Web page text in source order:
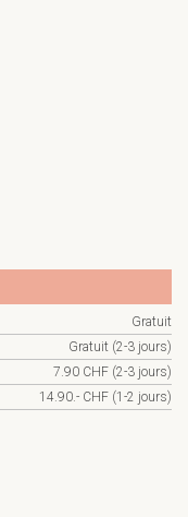
Gratuit
Gratuit (2-3 jours)
7.90 CHF (2-3 jours)
14.90.- CHF (1-2 jours)